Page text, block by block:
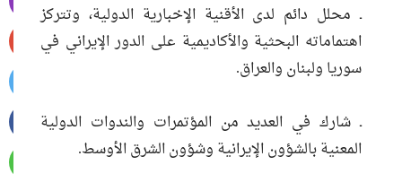
ـ محلل دائم لدى الأقنية الإخبارية الدولية، وتتركز
اهتماماته البحثية والأكاديمية على الدور الإيراني في
سوريا ولبنان والعراق.
ـ شارك في العديد من المؤتمرات والندوات الدولية
المعنية بالشؤون الإيرانية وشؤون الشرق الأوسط.